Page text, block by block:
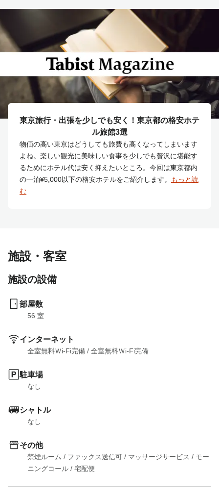
東京旅行・出張を少しでも安く！東京都の格安ホテ
ル旅館3選
物価の高い東京はどうしても旅費も高くなってしまいます
よね。楽しい観光に美味しい食事を少しでも贅沢に堪能す
るためにホテル代は安く抑えたいところ。今回は東京都内
の一泊¥5,000以下の格安ホテルをご紹介します。
もっと読
む
施設・客室
施設の設備
部屋数
56 室
インターネット
全室無料Ｗi-Fi完備 / 全室無料Ｗi-Fi完備
駐車場
なし
シャトル
なし
その他
禁煙ルーム / ファックス送信可 / マッサージサービス / モー
ニングコール / 宅配便